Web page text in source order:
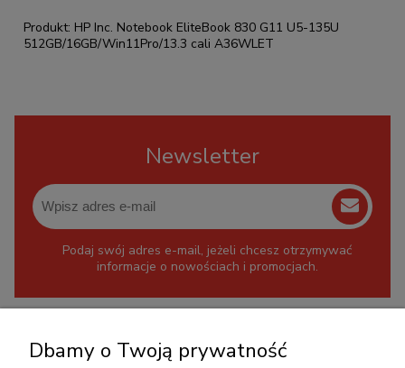
Produkt: HP Inc. Notebook EliteBook 830 G11 U5-135U
512GB/16GB/Win11Pro/13.3 cali A36WLET
Newsletter
Podaj swój adres e-mail, jeżeli chcesz otrzymywać
informacje o nowościach i promocjach.
+48 717345566
Dbamy o Twoją prywatność